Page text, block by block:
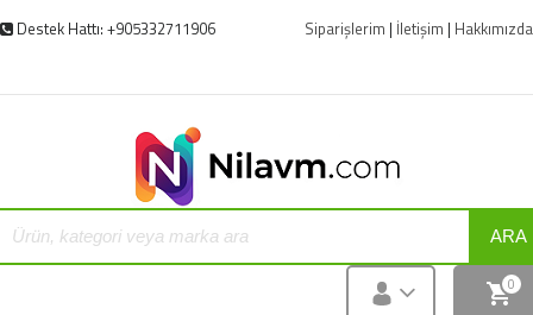
Destek Hattı: +905332711906 Siparişlerim | İletişim | Hakkımızda
ARA
0